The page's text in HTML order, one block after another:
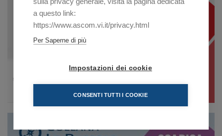
a questo link:
https://www.ascom.vi.it/privacy.html
Per Saperne di più
Impostazioni dei cookie
CONSENTI TUTTI I COOKIE